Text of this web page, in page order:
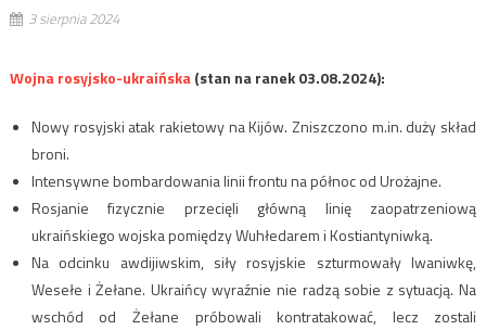
3 sierpnia 2024
Wojna rosyjsko-ukraińska(stan na ranek 03.08.2024):
Nowy rosyjski atak rakietowy na Kijów. Zniszczono m.in. duży skład
broni.
Intensywne bombardowania linii frontu na północ od Urożajne.
Rosjanie fizycznie przecięli główną linię zaopatrzeniową
ukraińskiego wojska pomiędzy Wuhłedarem i Kostiantyniwką.
Na odcinku awdijiwskim, siły rosyjskie szturmowały Iwaniwkę,
Wesełe i Żełane. Ukraińcy wyraźnie nie radzą sobie z sytuacją. Na
wschód od Żełane próbowali kontratakować, lecz zostali